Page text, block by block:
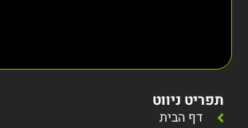
תפריט ניווט
דף הבית